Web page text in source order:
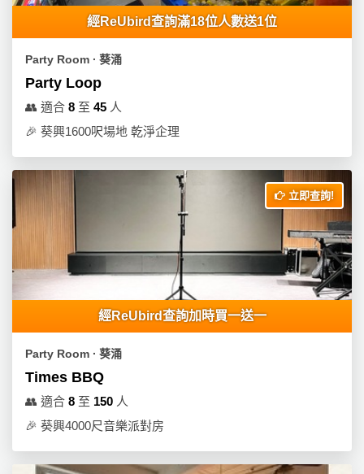
色
蛋
糕
束
及
花
禮
物
地
佈
用
朋
會
慶
日
拍
業
司
活
動
婚
禮
動
員
會
知
件
神
情
侶
心
清
單
經ReUbird查詢滿18位人數送1位
Party Room ∙ 葵涌
Party Loop
👥 適合 8 至 45 人
🎉 葵興1600呎場地 乾淨企理
立即查詢!
經ReUbird查詢加時買一送一
Party Room ∙ 葵涌
Times BBQ
👥 適合 8 至 150 人
🎉 葵興4000尺音樂派對房